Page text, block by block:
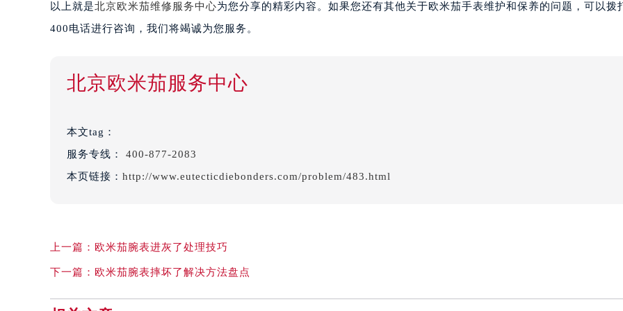
以上就是北京欧米茄维修服务中心为您分享的精彩内容。如果您还有其他关于欧米茄手表维护和保养的问题，可以拨
400电话进行咨询，我们将竭诚为您服务。
北京欧米茄服务中心
本文tag：
服务专线：
400-877-2083
本页链接： http://www.eutecticdiebonders.com/problem/483.html
上一篇： 欧米茄腕表进灰了处理技巧
下一篇： 欧米茄腕表摔坏了解决方法盘点